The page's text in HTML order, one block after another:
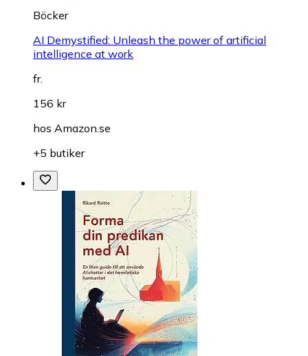
Böcker
AI Demystified: Unleash the power of artificial
intelligence at work
fr.
156 kr
hos Amazon.se
+5 butiker